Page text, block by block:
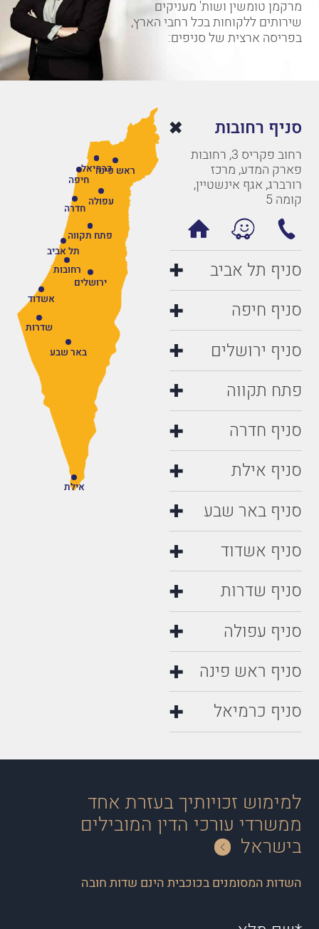
מרקמן טומשין ושות' מעניקים
שירותים ללקוחות בכל רחבי הארץ,
בפריסה ארצית של סניפים:
סניף רחובות
רחוב פקריס 3, רחובות
פארק המדע, מרכז
רורברג, אגף אינשטיין,
קומה 5
סניף תל אביב
סניף חיפה
סניף ירושלים
פתח תקווה
סניף חדרה
סניף אילת
סניף באר שבע
סניף אשדוד
סניף שדרות
סניף עפולה
סניף ראש פינה
סניף כרמיאל
רחובות
תל אביב
חיפה
ירושלים
פתח תקווה
חדרה
אילת
באר שבע
אשדוד
שדרות
עפולה
ראש פינהכרמיאל
למימוש זכויותיך בעזרת אחד
ממשרדי עורכי הדין המובילים
בישראל
השדות המסומנים בכוכבית הינם שדות חובה